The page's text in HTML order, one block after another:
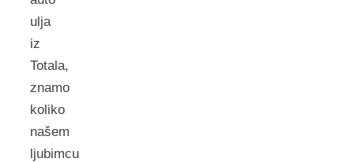
ulja
iz
Totala,
znamo
koliko
našem
ljubimcu